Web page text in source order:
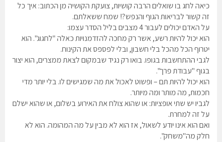
כיאה לחג בו שואלים הרבה קושיות, צועקת הקושיה מן הכתוב: איך כל
זה קשור לבריאות הגוף והנפש?! שמח ששאלתם.
על האדם יכולים לעבור 4 מצבים בליל הסדר עצמו:
הוא יכול להיות רשע, אשר רק מחכה להזדמנויות כאלה "לחגוג". הוא
יטרוף הכל מהכל בלי חשבון, ובלי לפספס את הקינוח.
לגבי ההתחשבות בגופו. בואו רק נגיד שבמקום לצאת ממצרים, הוא יצור
בגוף "עבודת פרך".
הוא יכול להיות תם – ופשוט לאכול את מה שמגישים לו. בלי יותר מדי
חכמות, מה מותר ומה מיותר.
לגביו יש שתי אופציות: או שהוא צולח את האירוע בשלום, או שהוא ישלם
על זה למחרת.
ואם הוא אינו יודע לשאול, אז הוא לא מבין על מה המהומה. הוא לא
חלק מה"משחק".